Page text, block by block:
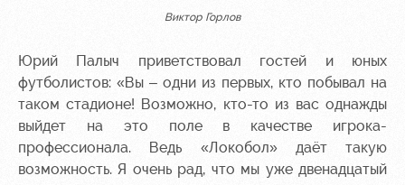
Виктор Горлов
Юрий Палыч приветствовал гостей и юных
футболистов: «Вы – одни из первых, кто побывал на
таком стадионе! Возможно, кто-то из вас однажды
выйдет на это поле в качестве игрока-
профессионала. Ведь «Локобол» даёт такую
возможность. Я очень рад, что мы уже двенадцатый